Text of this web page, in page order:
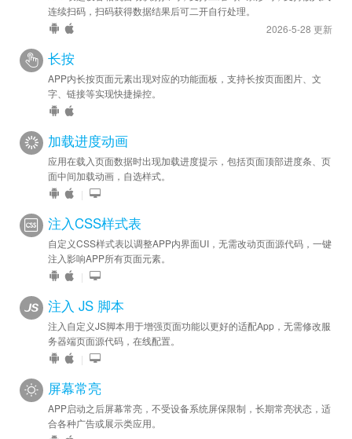
连续扫码，扫码获得数据结果后可二开自行处理。
2026-5-28 更新
长按
APP内长按页面元素出现对应的功能面板，支持长按页面图片、文
字、链接等实现快捷操控。
加载进度动画
应用在载入页面数据时出现加载进度提示，包括页面顶部进度条、页
面中间加载动画，自选样式。
|
注入CSS样式表
自定义CSS样式表以调整APP内界面UI，无需改动页面源代码，一键
注入影响APP所有页面元素。
|
注入 JS 脚本
注入自定义JS脚本用于增强页面功能以更好的适配App，无需修改服
务器端页面源代码，在线配置。
|
屏幕常亮
APP启动之后屏幕常亮，不受设备系统屏保限制，长期常亮状态，适
合各种广告或展示类应用。